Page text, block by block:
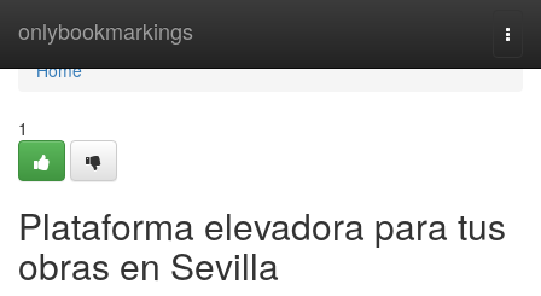
onlybookmarkings
Home
Home
1
Plataforma elevadora para tus
obras en Sevilla